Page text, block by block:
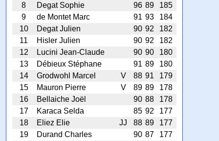
8
Degat Sophie 96 89
185
9
de Montet Marc 91 93
184
10
Degat Julien 90 92
182
11
Hisler Julien 90 92
182
12
Lucini Jean-Claude 90 90
180
13
Débieux Stéphane 91 89
180
14
Grodwohl Marcel V 88 91
179
15
Mauron Pierre V 89 89
178
16
Bellaiche Joël 90 88
178
17
Karaca Selda 85 92
177
18
Eliez Elie JJ 88 89
177
19
Durand Charles 90 87
177